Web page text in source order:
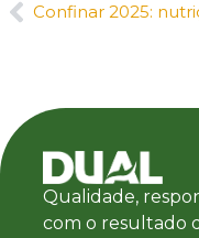
Qualidade,
com o resultado